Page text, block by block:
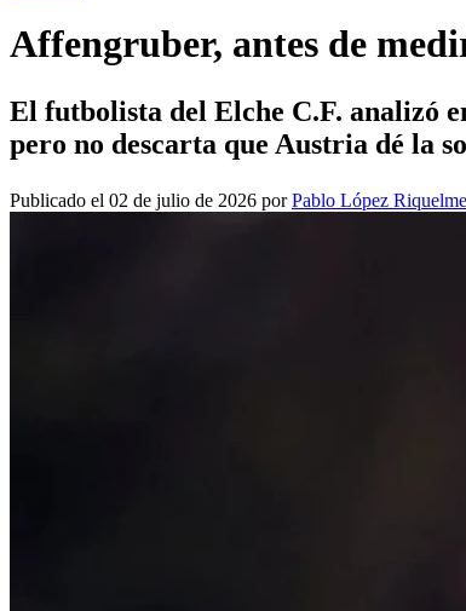
Affengruber, antes de
El futbolista del Elche C.F. analizó
pero no descarta que Austria dé la
Publicado el 02 de julio de 2026 porPablo López Riquelme